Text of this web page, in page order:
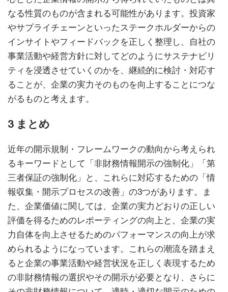
なる性質のものが含まれる可能性があります。投資家
やサプライチェーンといったステークホルダーからの
インサイトやフィードバックを正しく整理し、自社の
事業活動や経営方針に対してどのようにサステナビリ
ティを浸透させていくのかを、継続的に検討・対応す
ることが、企業の実力そのものを向上することにつな
がるものと考えます。
3 まとめ
近年の開示規制・フレームワークの動向から考えられ
るキーワードとして「非財務情報開示の強制化」「第
三者保証の強制化」と、これらに対応するための「情
報収集・開示プロセスの改善」の3つがあります。ま
た、企業価値に関しては、企業の実力どおりの正しい
評価を得るためのレポーティングの向上と、企業の実
力自体を向上させるためのパフォーマンスの向上が求
められるようになっています。これらの潮流を踏まえ
ると企業の事業活動や経営状況を正しく表現するため
の非財務情報の選択やその開示が必要となり、さらに